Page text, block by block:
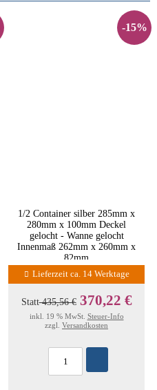
-15%
1/2 Container silber 285mm x
280mm x 100mm Deckel
gelocht - Wanne gelocht
Innenmaß 262mm x 260mm x
82mm
Lieferzeit ca. 14 Werktage
Statt435,56 € 370,22 €
inkl. 19 % MwSt. Steuer-Info
zzgl. Versandkosten